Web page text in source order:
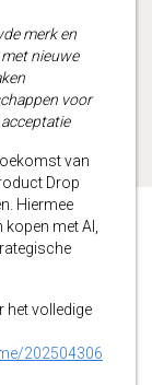
merk en
nieuwe
voor
van
Drop
Hiermee
met AI,
het volledige
202504306